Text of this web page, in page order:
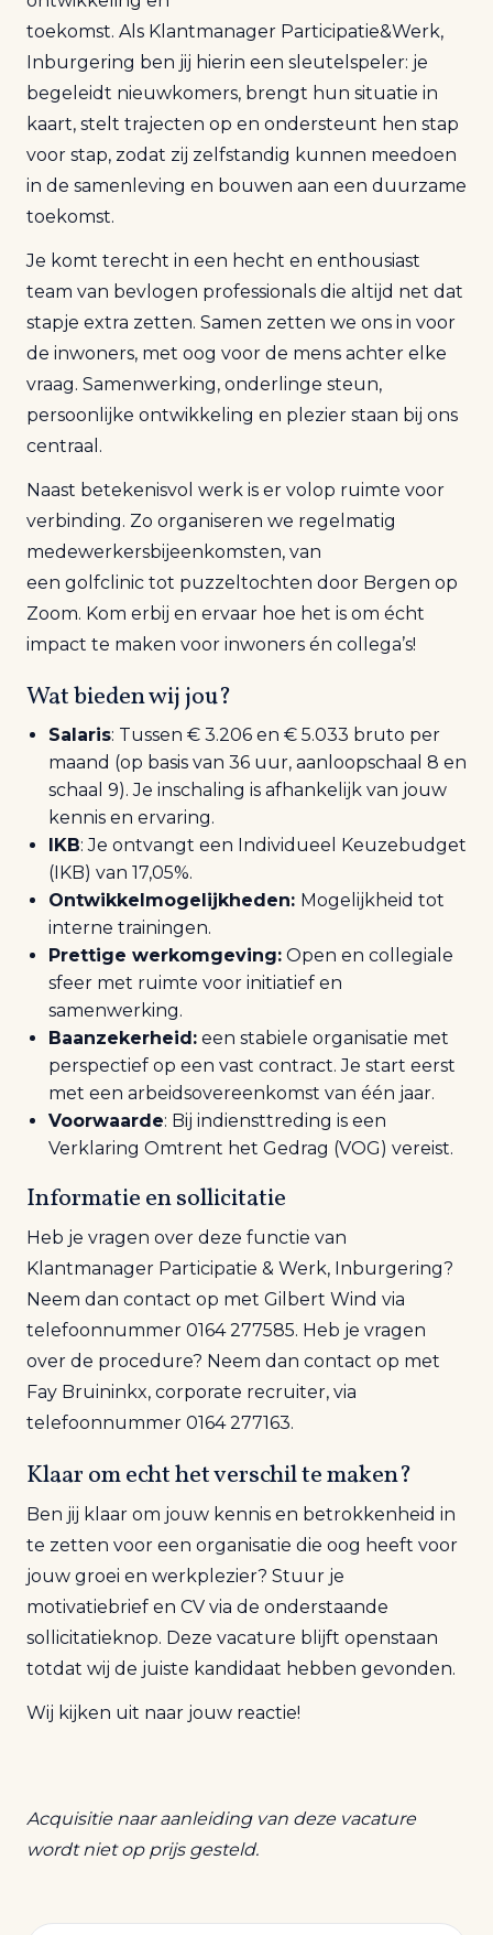
toekomst. Als Klantmanager Participatie&Werk,
Inburgering ben jij hierin een sleutelspeler: je
begeleidt nieuwkomers, brengt hun situatie in
kaart, stelt trajecten op en ondersteunt hen stap
voor stap, zodat zij zelfstandig kunnen meedoen
in de samenleving en bouwen aan een duurzame
toekomst.
Je komt terecht in een hecht en enthousiast
team van bevlogen professionals die altijd net dat
stapje extra zetten. Samen zetten we ons in voor
de inwoners, met oog voor de mens achter elke
vraag. Samenwerking, onderlinge steun,
persoonlijke ontwikkeling en plezier staan bij ons
centraal.
Naast betekenisvol werk is er volop ruimte voor
verbinding. Zo organiseren we regelmatig
medewerkersbijeenkomsten, van
een golfclinic tot puzzeltochten door Bergen op
Zoom. Kom erbij en ervaar hoe het is om écht
impact te maken voor inwoners én collega’s!
Wat bieden wij jou?
Salaris: Tussen € 3.206 en € 5.033 bruto per
maand (op basis van 36 uur, aanloopschaal 8 en
schaal 9). Je inschaling is afhankelijk van jouw
kennis en ervaring.
IKB: Je ontvangt een Individueel Keuzebudget
(IKB) van 17,05%.
Ontwikkelmogelijkheden: Mogelijkheid tot
interne trainingen.
Prettige werkomgeving: Open en collegiale
sfeer met ruimte voor initiatief en
samenwerking.
Baanzekerheid: een stabiele organisatie met
perspectief op een vast contract. Je start eerst
met een arbeidsovereenkomst van één jaar.
Voorwaarde: Bij indiensttreding is een
Verklaring Omtrent het Gedrag (VOG) vereist.
Informatie en sollicitatie
Heb je vragen over deze functie van
Klantmanager Participatie & Werk, Inburgering?
Neem dan contact op met Gilbert Wind via
telefoonnummer 0164 277585. Heb je vragen
over de procedure? Neem dan contact op met
Fay Bruininkx, corporate recruiter, via
telefoonnummer 0164 277163.
Klaar om echt het verschil te maken?
Ben jij klaar om jouw kennis en betrokkenheid in
te zetten voor een organisatie die oog heeft voor
jouw groei en werkplezier? Stuur je
motivatiebrief en CV via de onderstaande
sollicitatieknop. Deze vacature blijft openstaan
totdat wij de juiste kandidaat hebben gevonden.
Wij kijken uit naar jouw reactie!
Acquisitie naar aanleiding van deze vacature
wordt niet op prijs gesteld.